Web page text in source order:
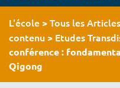
L'école >Tous les
contenu > Etudes
conférence :
Qigong